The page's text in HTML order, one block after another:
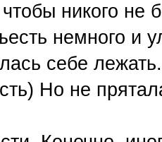
чтобы никого
немного и
себе
Но не